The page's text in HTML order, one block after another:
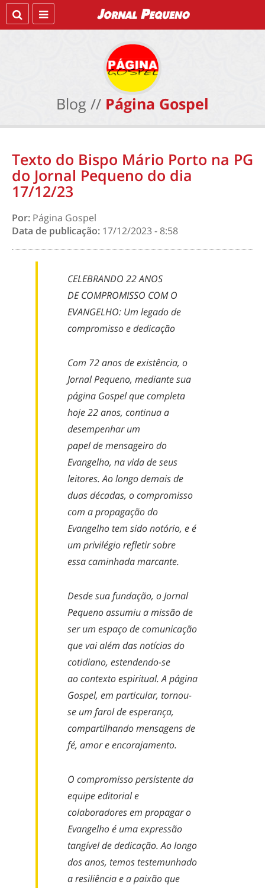
Blog // Página Gospel
Texto do Bispo Mário Porto na PG
do Jornal Pequeno do dia
17/12/23
Por: Página Gospel
Data de publicação: 17/12/2023 - 8:58
CELEBRANDO 22ANOS
DECOMPROMISSO COM O
EVANGELHO: Um legado de
compromisso e dedicação
Com 72 anosde existência, o
Jornal Pequeno, mediantesua
página Gospel que completa
hoje 22 anos, continua a
desempenhar um
papeldemensageiro do
Evangelho, na vida de seus
leitores. Ao longo demais de
duas décadas, o compromisso
com a propagação do
Evangelho tem sidonotório, e é
um privilégio refletir sobre
essacaminhadamarcante.
Desde sua fundação, o Jornal
Pequeno assumiu a missão de
ser um espaçode comunicação
que vai além das notícias do
cotidiano, estendendo-se
aocontextoespiritual. A página
Gospel, em particular, tornou-
se um farol de esperança,
compartilhando mensagens de
fé, amor e encorajamento.
O compromisso persistente da
equipe editorial e
colaboradores em propagar o
Evangelho é uma expressão
tangível de dedicação. Ao longo
dos anos, temos testemunhado
a resiliência e a paixão que